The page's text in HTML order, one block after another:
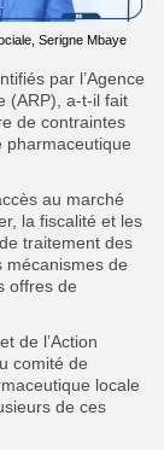
Serigne Mbaye
par l’Agence
(ARP), a-t-il fait
de contraintes
pharmaceutique
au marché
la fiscalité et les
traitement des
mécanismes de
offres de
de l’Action
comité de
locale
de ces